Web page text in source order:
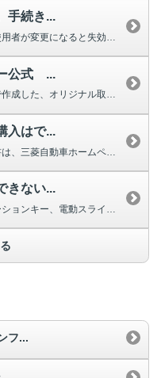
手続き...
メーカー保証は、保証書に記載された使用者が変更になると失効しますが、車両の...
公式 ...
このページでは、お客様相談センターで作成した、オリジナル取扱説明動画を掲載...
入はで...
きない...
電動スライドドアが、キーレスオペレーションキー、電動スライドドアスイッ...
フ...